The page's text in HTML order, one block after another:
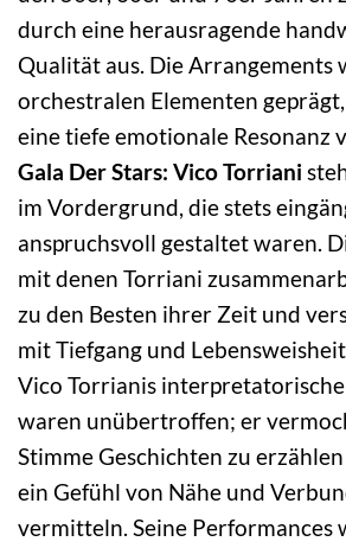
durch eine herausragende
Qualität aus. Die Arrangements
orchestralen Elementen
eine tiefe emotionale Resonanz
Gala Der Stars: Vico Torriani
im Vordergrund, die stets
anspruchsvoll gestaltet waren.
mit denen Torriani
zu den Besten ihrer Zeit und
mit Tiefgang und
Vico Torrianis
waren unübertroffen; er
Stimme Geschichten zu
ein Gefühl von Nähe und
vermitteln. Seine Performances